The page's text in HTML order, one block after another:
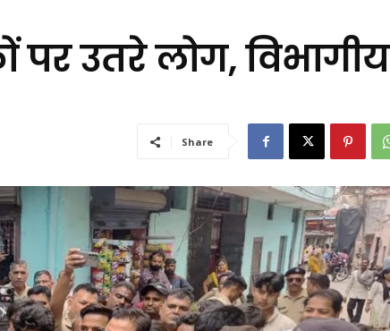
पर उतरे लोग, विभागीय
Share